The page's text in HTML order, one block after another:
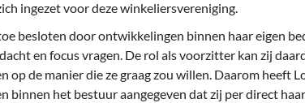
Politieke Partijen
Zuidhorners
On-
ingezet voor deze winkeliersvereniging.
besloten door ontwikkelingen binnen haar eigen
en focus vragen. De rol als voorzitter kan zij
op de manier die ze graag zou willen. Daarom heeft
binnen het bestuur aangegeven dat zij per direct